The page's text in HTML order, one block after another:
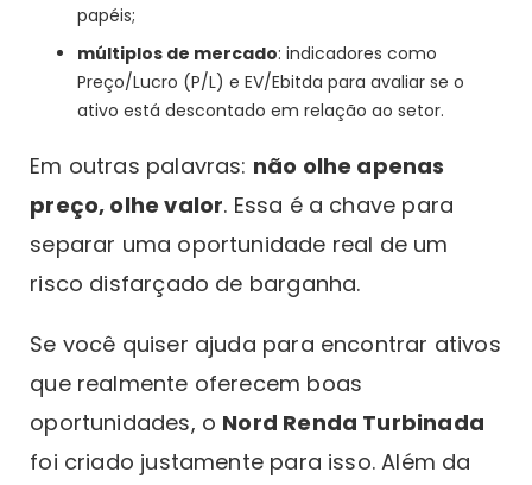
papéis;
múltiplos de mercado: indicadores como
Preço/Lucro (P/L) e EV/Ebitda para avaliar se o
ativo está descontado em relação ao setor.
Em outras palavras: não olhe apenas
preço, olhe valor. Essa é a chave para
separar uma oportunidade real de um
risco disfarçado de barganha.
Se você quiser ajuda para encontrar ativos
que realmente oferecem boas
oportunidades, o Nord Renda Turbinada
foi criado justamente para isso. Além da